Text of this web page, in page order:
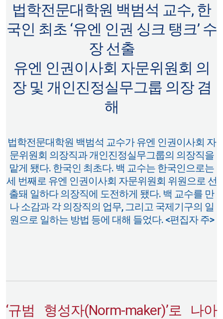
법학전문대학원 백범석 교수, 한
국인 최초 ‘유엔 인권 싱크 탱크’ 수
장 선출
유엔 인권이사회 자문위원회 의
장 및 개인진정실무그룹 의장 겸
해
법학전문대학원 백범석 교수가 유엔 인권이사회 자
문위원회 의장직과 개인진정실무그룹의 의장직을
맡게 됐다. 한국인 최초다. 백 교수는 한국인으로는
세 번째로 유엔 인권이사회 자문위원회 위원으로 선
출돼 일하다 의장직에 도전하게 됐다. 백 교수를 만
나 소감과 각 의장직의 업무, 그리고 국제기구의 일
원으로 일하는 방법 등에 대해 들었다. <편집자 주>
‘규범 형성자(Norm-maker)’로 나아